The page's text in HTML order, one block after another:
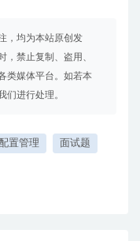
，均为本站原创发
，禁止复制、盗用、
类媒体平台。如若本
们进行处理。
配置管理 面试题